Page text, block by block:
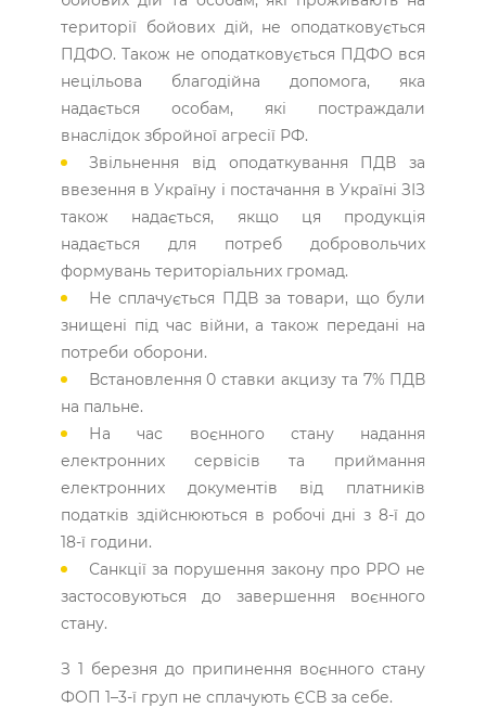
території бойових дій, не оподатковується
ПДФО. Також не оподатковується ПДФО вся
нецільова благодійна допомога, яка
надається особам, які постраждали
внаслідок збройної агресії РФ.
Звільнення від оподаткування ПДВ за
ввезення в Україну і постачання в Україні ЗІЗ
також надається, якщо ця продукція
надається для потреб добровольчих
формувань територіальних громад.
Не сплачується ПДВ за товари, що були
знищені під час війни, а також передані на
потреби оборони.
Встановлення 0 ставки акцизу та 7% ПДВ
на пальне.
На час воєнного стану надання
електронних сервісів та приймання
електронних документів від платників
податків здійснюються в робочі дні з 8-ї до
18-ї години.
Санкції за порушення закону про РРО не
застосовуються до завершення воєнного
стану.
З 1 березня до припинення воєнного стану
ФОП 1–3-ї груп не сплачують ЄСВ за себе.